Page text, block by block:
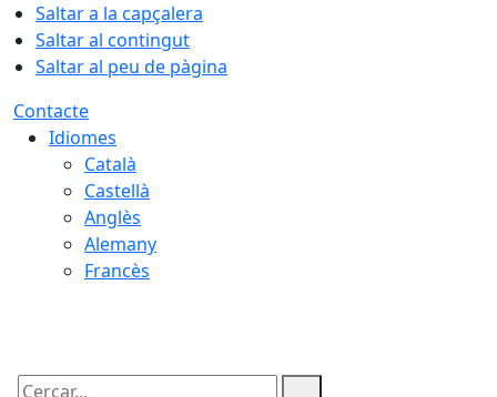
Saltar a la capçalera
Saltar al contingut
Saltar al peu de pàgina
Contacte
Idiomes
Català
Castellà
Anglès
Alemany
Francès